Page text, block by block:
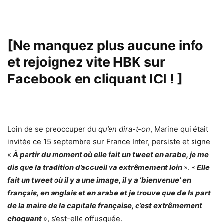
[Ne manquez plus aucune info
et rejoignez vite HBK sur
Facebook en cliquant ICI ! ]
Loin de se préoccuper du qu’en dira-t-on, Marine qui était
invitée ce 15 septembre sur France Inter, persiste et signe
« À partir du moment où elle fait un tweet en arabe, je me
dis que la tradition d’accueil va extrêmement loin ». « Elle
fait un tweet où il y a une image, il y a ‘bienvenue’ en
français, en anglais et en arabe et je trouve que de la part
de la maire de la capitale française, c’est extrêmement
choquant », s’est-elle offusquée.